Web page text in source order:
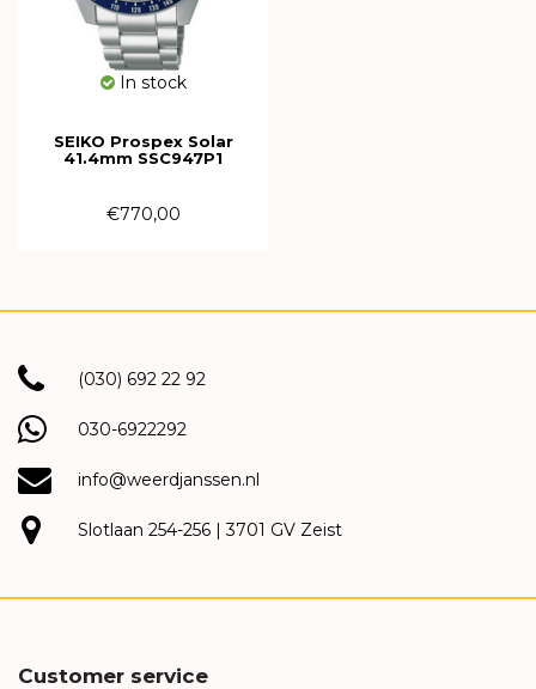
In stock
SEIKO Prospex Solar
41.4mm SSC947P1
€770,00
(030) 692 22 92
030-6922292
info@weerdjanssen.nl
Slotlaan 254-256 | 3701 GV Zeist
Customer service